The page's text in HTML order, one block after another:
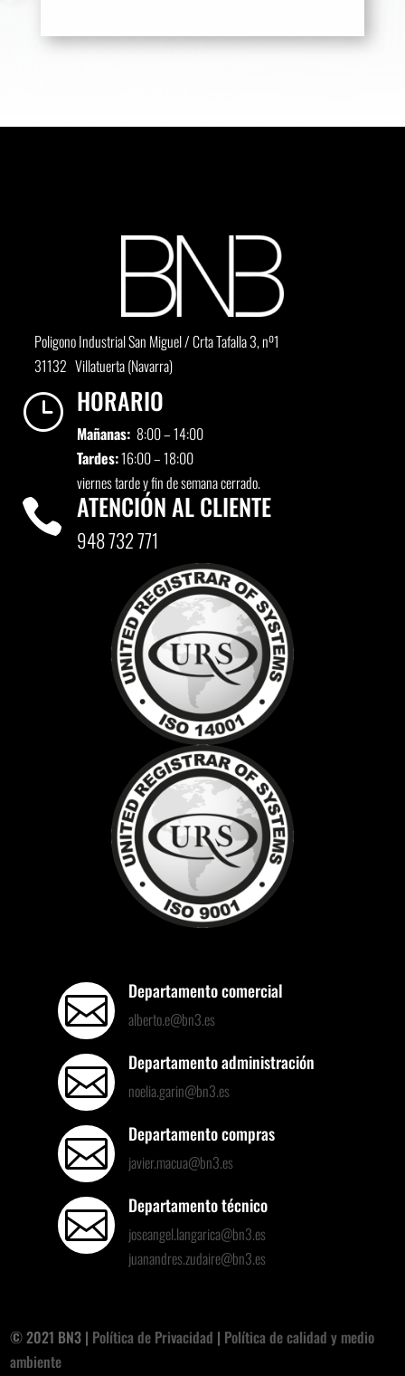
Poligono Industrial San Miguel / Crta Tafalla 3, nº1
31132 Villatuerta (Navarra)
} HORARIO
Mañanas: 8:00 – 14:00
Tardes:16:00 – 18:00
viernes tarde y fin de semana cerrado.
 ATENCIÓN AL CLIENTE
948 732 771
 Departamento comercial
alberto.e@bn3.es
 Departamento administración
noelia.garin@bn3.es
 Departamento compras
javier.macua@bn3.es
 Departamento técnico
joseangel.langarica@bn3.es
juanandres.zudaire@bn3.es
© 2021 BN3 | Política de Privacidad | Política de calidad y medio
ambiente